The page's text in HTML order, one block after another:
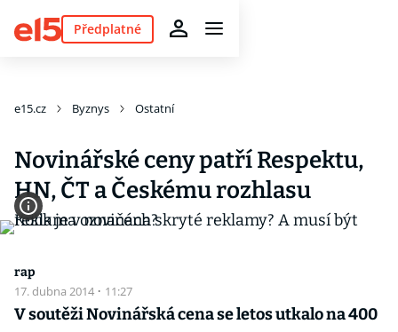
Předplatné
e15.cz Byznys Ostatní
Novinářské ceny patří Respektu,
HN, ČT a Českému rozhlasu
rap
17. dubna 2014 · 11:27
V soutěži Novinářská cena se letos utkalo na 400